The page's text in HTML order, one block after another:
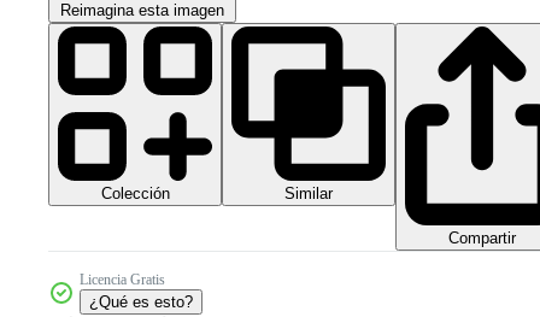
Reimagina esta imagen
Colección Similar
Compartir
Licencia Gratis
¿Qué es esto?